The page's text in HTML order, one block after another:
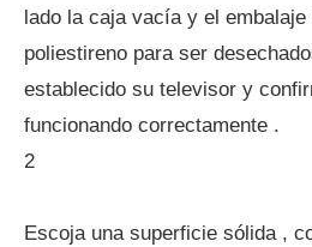
lado la caja vacía y el embalaje
poliestireno para ser
establecido su televisor y
funcionando correctamente .
2
Escoja una superficie sólida ,